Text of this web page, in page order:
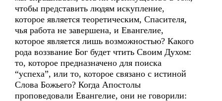
чтобы представить людям искупление,
которое является теоретическим, Спасителя,
чья работа не завершена, и Евангелие,
которое является лишь возможностью? Какого
рода воззвание Бог будет чтить Своим Духом:
то, которое предназначено для поиска
“успеха”, или то, которое связано с истиной
Слова Божьего? Когда Апостолы
проповедовали Евангелие, они не говорили: